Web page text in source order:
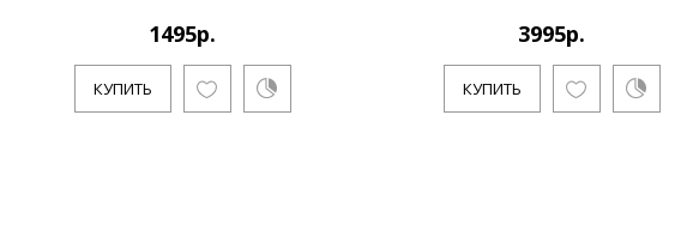
1495р.
КУПИТЬ
3995р.
КУПИТЬ